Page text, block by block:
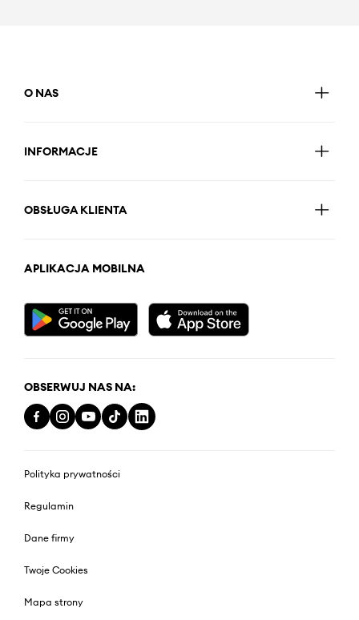
O NAS
INFORMACJE
OBSŁUGA KLIENTA
APLIKACJA MOBILNA
OBSERWUJ NAS NA:
Polityka prywatności
Regulamin
Dane firmy
Twoje Cookies
Mapa strony